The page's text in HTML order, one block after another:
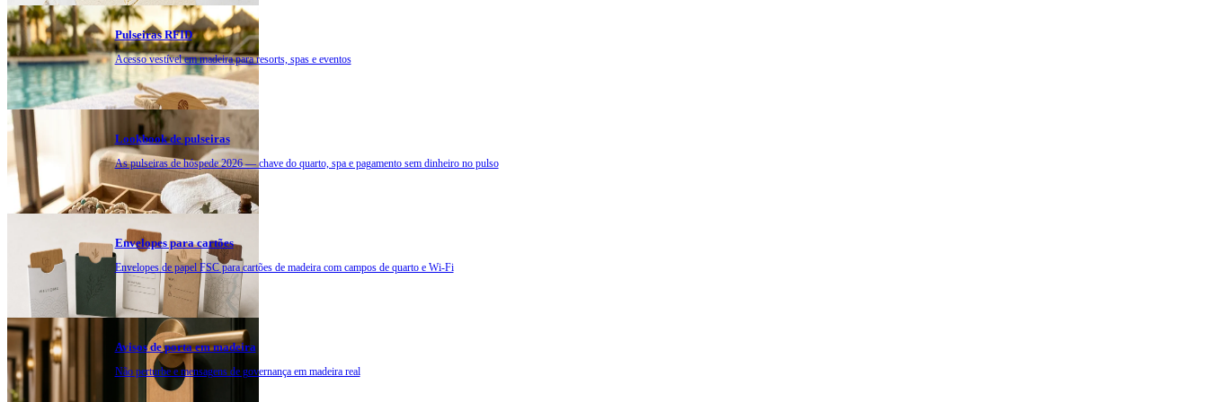
Pulseiras RFID
Acesso vestível em madeira para resorts, spas e eventos
Lookbook de pulseiras
As pulseiras de hóspede 2026 — chave do quarto, spa e pagamento sem dinheiro no pulso
Envelopes para cartões
Envelopes de papel FSC para cartões de madeira com campos de quarto e Wi-Fi
Avisos de porta em madeira
Não perturbe e mensagens de governança em madeira real